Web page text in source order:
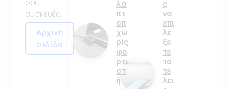
συσκευές.
Αρχική
σελίδα
λά
πτ
οπ
χω
ρίς
φο
ρτι
στ
ή
ς
να
επι
λέ
ξε
τε
το
τέ
λει